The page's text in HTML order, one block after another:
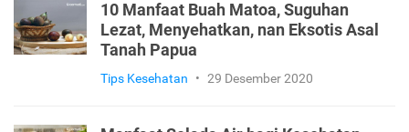
10 Manfaat Buah Matoa, Suguhan
Lezat, Menyehatkan, nan Eksotis Asal
Tanah Papua
Tips Kesehatan • 29 Desember 2020